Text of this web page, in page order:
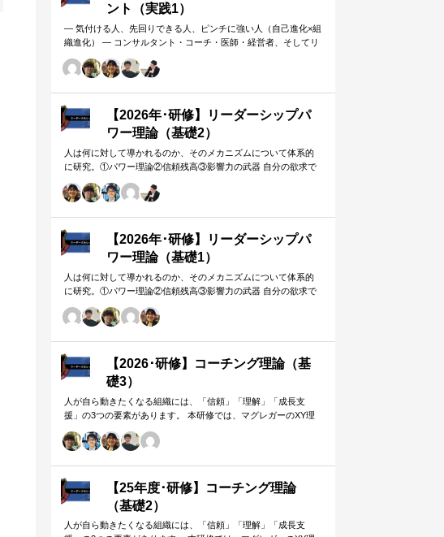
ント（実践1）
― 気付ける人、先回りできる人、ピンチに強い人（自己進化×組
織進化） ― コンサルタント・コーチ・医師・経営者、そしてリ
【2026年･研修】リーダーシップパ
ワー理論（基礎2）
人は何に対して導かれるのか、そのメカニズムについて体系的
に研究。①パワー理論②信頼残高③影響力の武器 自分の欲求で
【2026年･研修】リーダーシップパ
ワー理論（基礎1）
人は何に対して導かれるのか、そのメカニズムについて体系的
に研究。①パワー理論②信頼残高③影響力の武器 自分の欲求で
【2026･研修】コーチング理論（基
礎3）
人が自ら動きたくなる組織には、「信頼」「理解」「成長支
援」の3つの要素があります。 本研修では、マグレガーのXY理
「人はなぜ動くのか」「どうすれば自ら動くようになるのか」
顧客対応の難航など）を、“人間理解”を通して紐解く実践型のプ
ログラムです。
【25年度･研修】コーチング理論
（基礎2）
人が自ら動きたくなる組織には、「信頼」「理解」「成長支